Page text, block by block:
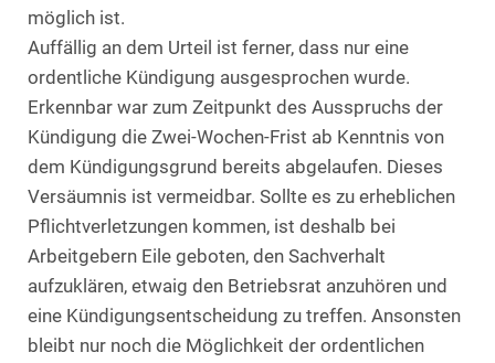
möglich ist.
Auffällig an dem Urteil ist ferner, dass nur eine
ordentliche Kündigung ausgesprochen wurde.
Erkennbar war zum Zeitpunkt des Ausspruchs der
Kündigung die Zwei-Wochen-Frist ab Kenntnis von
dem Kündigungsgrund bereits abgelaufen. Dieses
Versäumnis ist vermeidbar. Sollte es zu erheblichen
Pflichtverletzungen kommen, ist deshalb bei
Arbeitgebern Eile geboten, den Sachverhalt
aufzuklären, etwaig den Betriebsrat anzuhören und
eine Kündigungsentscheidung zu treffen. Ansonsten
bleibt nur noch die Möglichkeit der ordentlichen